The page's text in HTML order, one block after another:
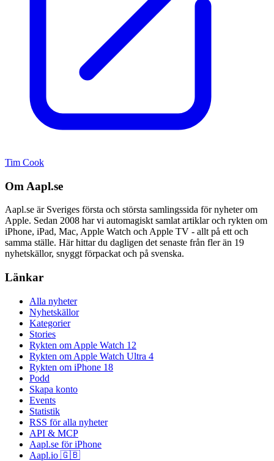
Tim Cook
Om Aapl.se
Aapl.se är Sveriges första och största samlingssida för nyheter om
Apple. Sedan 2008 har vi automagiskt samlat artiklar och rykten om
iPhone, iPad, Mac, Apple Watch och Apple TV - allt på ett och
samma ställe. Här hittar du dagligen det senaste från fler än 19
nyhetskällor, snyggt förpackat och på svenska.
Länkar
Alla nyheter
Nyhetskällor
Kategorier
Stories
Rykten om Apple Watch 12
Rykten om Apple Watch Ultra 4
Rykten om iPhone 18
Podd
Skapa konto
Events
Statistik
RSS för alla nyheter
API & MCP
Aapl.se för iPhone
Aapl.io 🇬🇧